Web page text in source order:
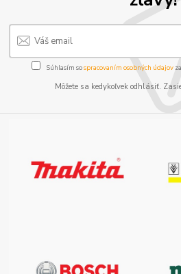
Súhlasím sospracovaním osobných údajov
Môžete sa kedykoľvek odhlásiť.